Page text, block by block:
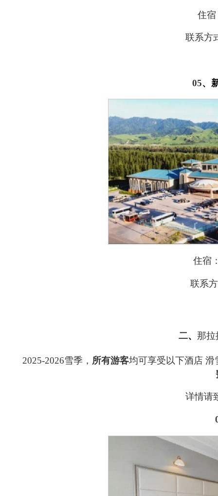
住宿
联系方
05、
住宿
联系
二、 那拉
2025-2026雪季， 所有游客均可享受以下酒店 滑
详情请